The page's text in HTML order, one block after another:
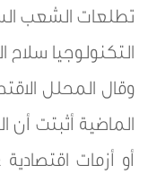
تطلعات الشعب
التكنولوجيا سلاح
وقال المحلل
الماضية أثبتت أن
أو أزمات